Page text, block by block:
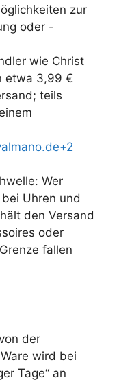
zur
oder -
wie Christ
etwa 3,99 €
teils
Wer
Uhren und
den Versand
oder
fallen
der
wird bei
Tage“ an